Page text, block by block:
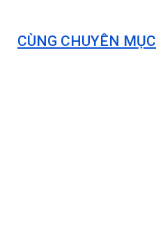
CÙNG CHUYÊN MỤC